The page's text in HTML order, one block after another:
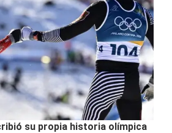
su propia historia olímpica